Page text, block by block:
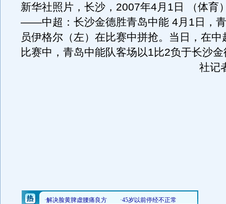
新华社照片，长沙，2007年4月1日 （体育
――中超：长沙金德胜青岛中能 4月1日，
员伊格尔（左）在比赛中拼抢。当日，在中
比赛中，青岛中能队客场以1比2负于长沙
社记